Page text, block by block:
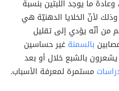
ما يوجد اللبتين بنسبة
لأنّ الخلايا الدهنيّة هي
من أنّه يؤدي إلى تقليل
بالسمنةغير حساسين
يشعرون بالشبع خلال أو بعد
مستمرة لمعرفة الأسباب.